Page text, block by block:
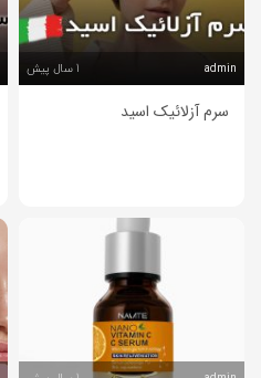
admin 1 سال پیش
سرم آزلائیک اسید